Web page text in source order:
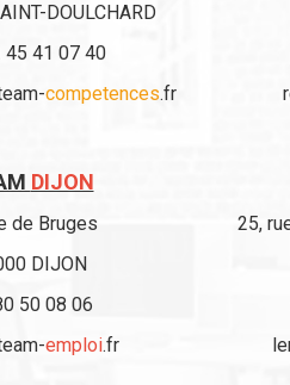
DOULCHARD
45 41 07 40
competences.fr
DIJON
de Bruges
DIJON
50 08 06
emploi.fr
25,